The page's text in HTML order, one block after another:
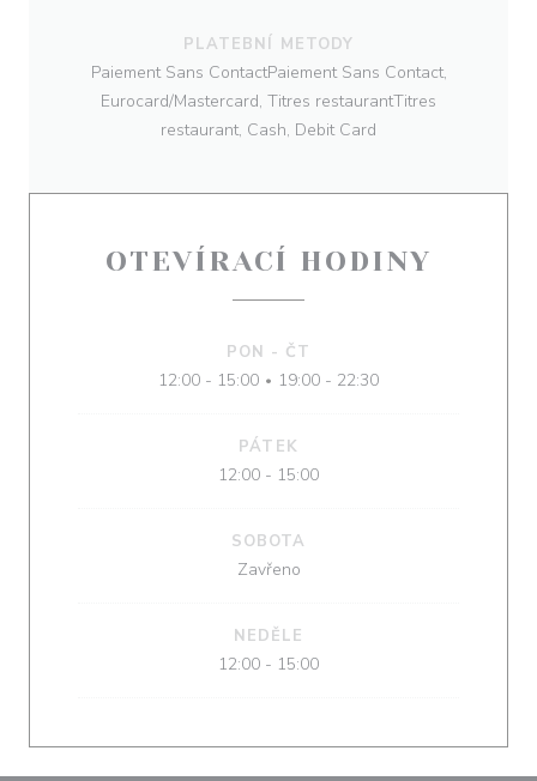
PLATEBNÍ METODY
Paiement Sans ContactPaiement Sans Contact,
Eurocard/Mastercard, Titres restaurantTitres
restaurant, Cash, Debit Card
OTEVÍRACÍ HODINY
PON - ČT
12:00 - 15:00 • 19:00 - 22:30
PÁTEK
12:00 - 15:00
SOBOTA
Zavřeno
NEDĚLE
12:00 - 15:00